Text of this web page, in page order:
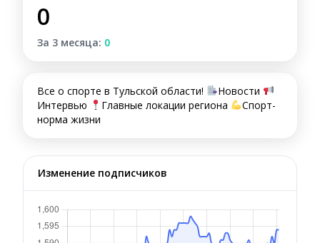
0
За 3 месяца: 0
Все о спорте в Тульской области!
Новости
Интервью
Главные локации региона
Спорт-
норма жизни
Изменение подписчиков